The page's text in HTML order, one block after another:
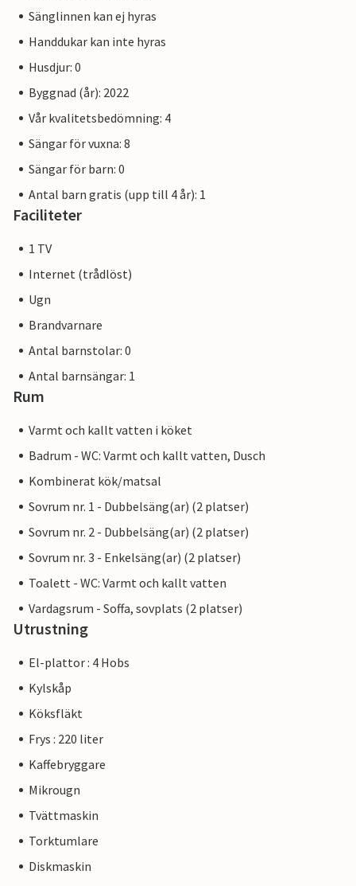
Sänglinnen kan ej hyras
Handdukar kan inte hyras
Husdjur: 0
Byggnad (år): 2022
Vår kvalitetsbedömning: 4
Sängar för vuxna: 8
Sängar för barn: 0
Antal barn gratis (upp till 4 år): 1
Faciliteter
1 TV
Internet (trådlöst)
Ugn
Brandvarnare
Antal barnstolar: 0
Antal barnsängar: 1
Rum
Varmt och kallt vatten i köket
Badrum - WC: Varmt och kallt vatten, Dusch
Kombinerat kök/matsal
Sovrum nr. 1 - Dubbelsäng(ar) (2 platser)
Sovrum nr. 2 - Dubbelsäng(ar) (2 platser)
Sovrum nr. 3 - Enkelsäng(ar) (2 platser)
Toalett - WC: Varmt och kallt vatten
Vardagsrum - Soffa, sovplats (2 platser)
Utrustning
El-plattor : 4 Hobs
Kylskåp
Köksfläkt
Frys : 220 liter
Kaffebryggare
Mikrougn
Tvättmaskin
Torktumlare
Diskmaskin